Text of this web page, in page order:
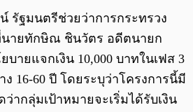
รัฐมนตรีช่วยว่าการกระทรวง
นายทักษิณ ชินวัตร อดีตนายก
ายแจกเงิน 10,000 บาทในเฟส 3
16-60 ปี โดยระบุว่าโครงการนี้มี
ากลุ่มเป้าหมายจะเริ่มได้รับเงิน